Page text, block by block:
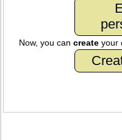
Now, you cancreate your